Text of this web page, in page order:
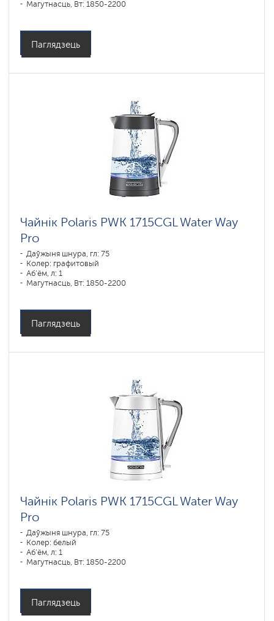
Магутнасць, Вт: 1850-2200
Паглядзець
Чайнік Polaris PWK 1715CGL Water Way
Pro
Даўжыня шнура, гл: 75
Колер: графитовый
Аб'ём, л: 1
Магутнасць, Вт: 1850-2200
Паглядзець
Чайнік Polaris PWK 1715CGL Water Way
Pro
Даўжыня шнура, гл: 75
Колер: белый
Аб'ём, л: 1
Магутнасць, Вт: 1850-2200
Паглядзець